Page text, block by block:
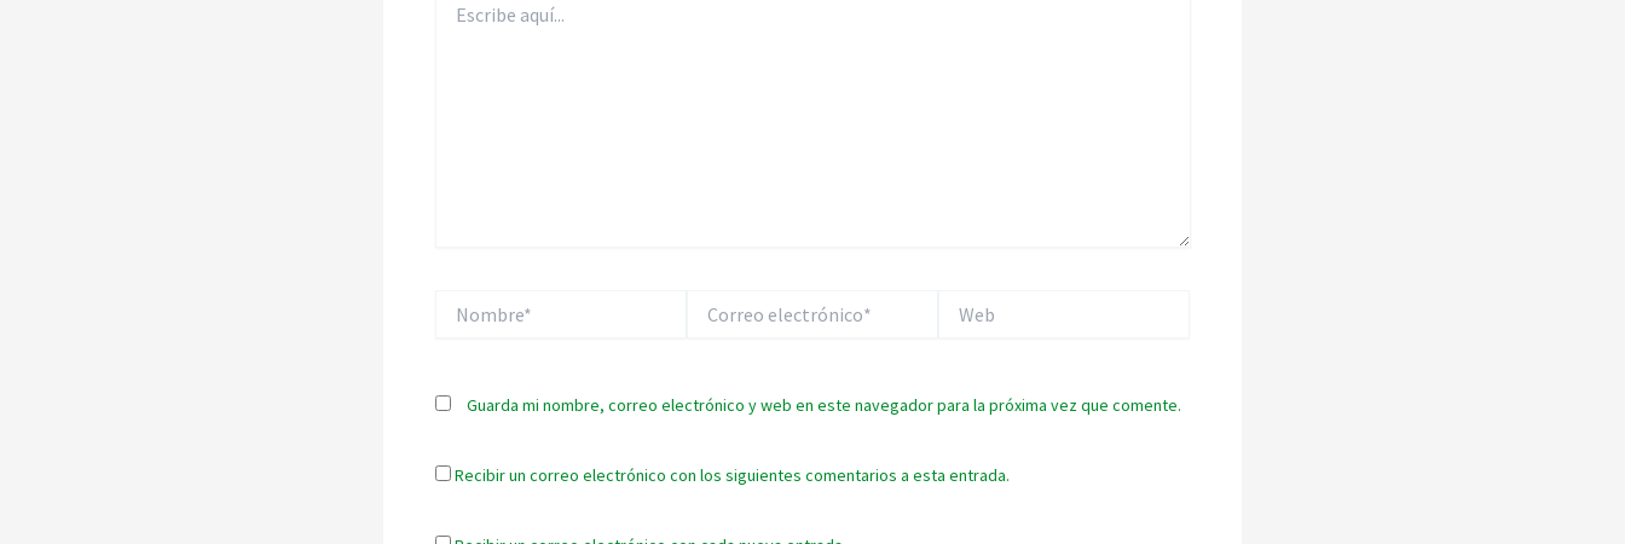
aquí...
electrónico*
Guarda mi nombre, correo electrónico y web en este navegador para la próxima vez que comente.
Recibir un correo electrónico con los siguientes comentarios a esta entrada.